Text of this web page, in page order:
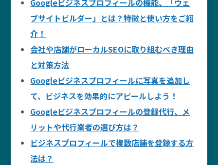
Googleビジネスプロフィールの機能、「ウェ
ブサイトビルダー」とは？特徴と使い方をご紹
介！
会社や店舗がローカルSEOに取り組むべき理由
と対策方法
Googleビジネスプロフィールに写真を追加し
て、ビジネスを効果的にアピールしよう！
Googleビジネスプロフィールの登録代行、メ
リットや代行業者の選び方は？
ビジネスプロフィールで複数店舗を登録する方
法は？